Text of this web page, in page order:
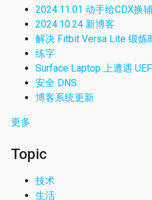
2024.11.01 动手给CDX换
2024.10.24 新博客
解决 Fitbit Versa Lite 锻炼
练字
Surface Laptop 上遭遇
安全 DNS
博客系统更新
更多
Topic
技术
生活